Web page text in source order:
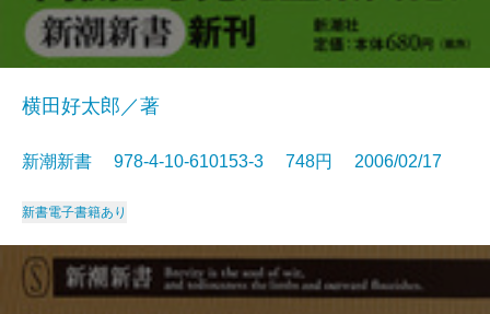
横田好太郎／著
新潮新書 978-4-10-610153-3 748円 2006/02/17
新書電子書籍あり